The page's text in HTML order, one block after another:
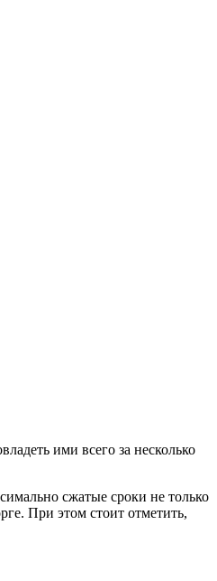
ими всего за несколько
сжатые сроки не только
При этом стоит отметить,